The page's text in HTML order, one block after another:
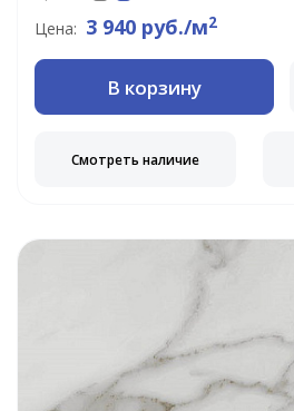
Цена: 3 940 руб./м2
В корзину
Смотреть наличие